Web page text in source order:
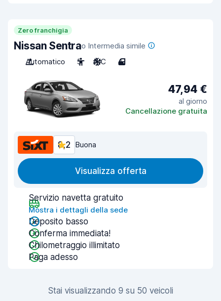
Zero franchigia
Nissan Sentrao Intermedia simile
Automatico
5 A/C 4
47,94 €
al giorno
Cancellazione gratuita
8,2 Buona
Visualizza offerta
Servizio navetta gratuito
Mostra i dettagli della sede
Deposito basso
Conferma immediata!
Chilometraggio illimitato
Paga adesso
Stai visualizzando 9 su 50 veicoli